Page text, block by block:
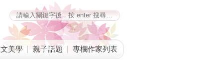
美學 親子話題 專欄作家列表